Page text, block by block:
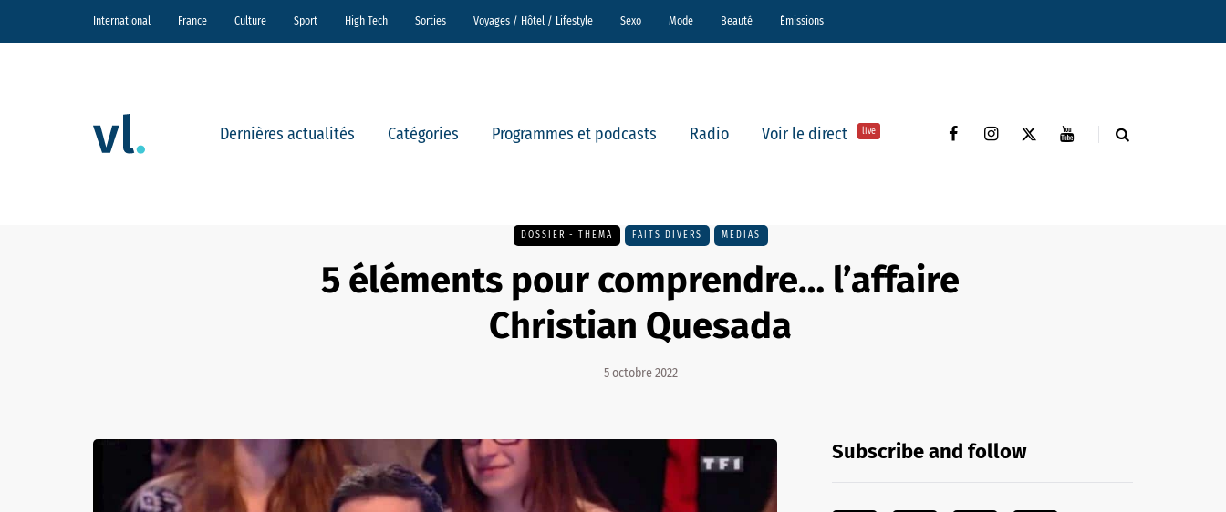
International France Culture Sport High Tech Sorties Voyages / Hôtel / Lifestyle Sexo Mode Beauté Émissions
Dernières actualités Catégories Programmes et podcasts Radio Voir le direct live
DOSSIER - THEMA FAITS DIVERS MÉDIAS
5 éléments pour comprendre… l’affaire
Christian Quesada
5 octobre 2022
Subscribe and follow